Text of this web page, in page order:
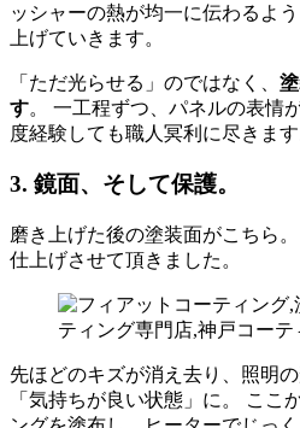
ッシャーの熱が均一に伝わるよ
上げていきます。
「ただ光らせる」のではなく、
す。 一工程ずつ、パネルの表情
度経験しても職人冥利に尽きます
3. 鏡面、そして保護。
磨き上げた後の塗装面がこちら
仕上げさせて頂きました。
先ほどのキズが消え去り、照明
「気持ちが良い状態」に。 ここ